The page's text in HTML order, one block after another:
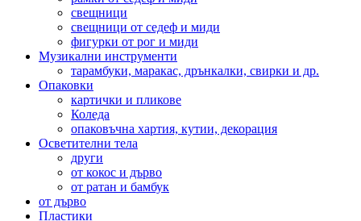
свещници
свещници от седеф и миди
фигурки от рог и миди
Музикални инструменти
тарамбуки, маракас, дрънкалки, свирки и др.
Опаковки
картички и пликове
Коледа
опаковъчна хартия, кутии, декорация
Осветителни тела
други
от кокос и дърво
от ратан и бамбук
от дърво
Пластики